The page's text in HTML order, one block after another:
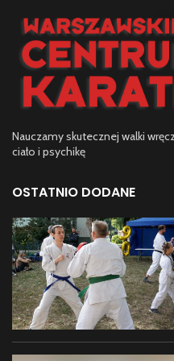
Nauczamy skutecznej walki
ciało i psychikę
OSTATNIO DODANE